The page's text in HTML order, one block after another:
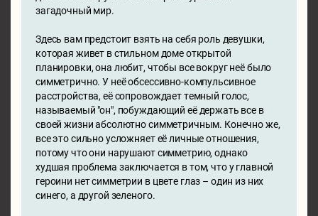
загадочный мир.
Здесь вам предстоит взять на себя роль девушки,
которая живет в стильном доме открытой
планировки, она любит, чтобы все вокруг неё было
симметрично. У неё обсессивно-компульсивное
расстройства, её сопровождает темный голос,
называемый "он", побуждающий её держать все в
своей жизни абсолютно симметричным. Конечно же,
все это сильно усложняет её личные отношения,
потому что они нарушают симметрию, однако
худшая проблема заключается в том, что у главной
героини нет симметрии в цвете глаз – один из них
синего, а другой зеленого.